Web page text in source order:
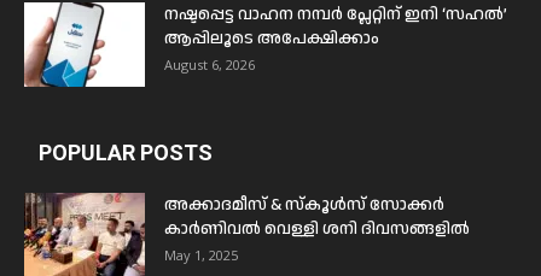
നഷ്ടപ്പെട്ട വാഹന നമ്പർ പ്ലേറ്റിന് ഇനി ‘സഹൽ’
ആപ്പിലൂടെ അപേക്ഷിക്കാം
August 6, 2026
POPULAR POSTS
അക്കാദമീസ് & സ്കൂൾസ് സോക്കർ
കാർണിവൽ വെള്ളി ശനി ദിവസങ്ങളിൽ
May 1, 2025